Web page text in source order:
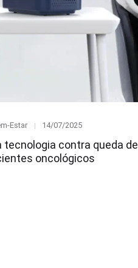
Estar
Posted
14/07/2025
tecnologia contra queda de
oncológicos